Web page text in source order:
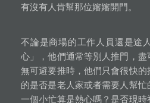
有沒有人肯幫那位嬸嬸開門。
不論是商場的工作人員還是途
心」，他們通常等別人推門，
無可避要推時，他們只會很快
的是否是老人家或者需要人幫忙
一個小忙算是熱心嗎？是否現